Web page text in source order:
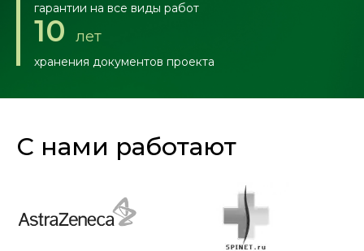
гарантии на все виды работ
10 лет
хранения документов проекта
С нами работают